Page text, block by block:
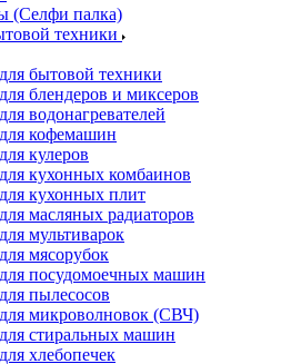
(Селфи палка)
техники
бытовой техники
блендеров и миксеров
водонагревателей
кофемашин
кулеров
кухонных комбаинов
кухонных плит
масляных радиаторов
мультиварок
мясорубок
посудомоечных машин
пылесосов
микроволновок (СВЧ)
стиральных машин
хлебопечек